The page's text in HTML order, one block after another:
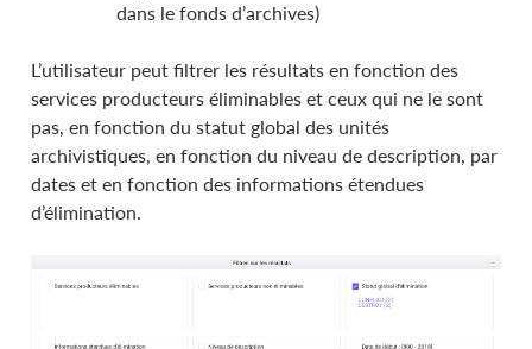
dans le fonds d’archives)
L’utilisateur peut filtrer les résultats en fonction des
services producteurs éliminables et ceux qui ne le sont
pas, en fonction du statut global des unités
archivistiques, en fonction du niveau de description, par
dates et en fonction des informations étendues
d’élimination.